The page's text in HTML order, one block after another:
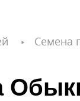
Семена